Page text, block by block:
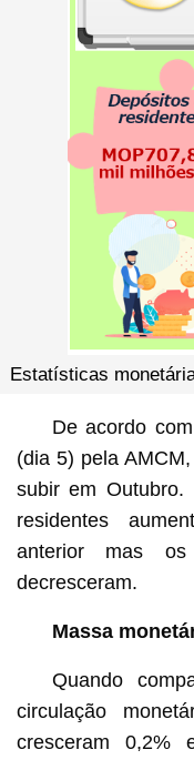
Estatísticas
De acordo
(dia 5) pela
subir em Outubro.
residentes
anterior mas os
decresceram.
Massa
Quando
circulação
cresceram 0,2%